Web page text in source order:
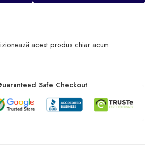
acest produs chiar acum
Safe Checkout